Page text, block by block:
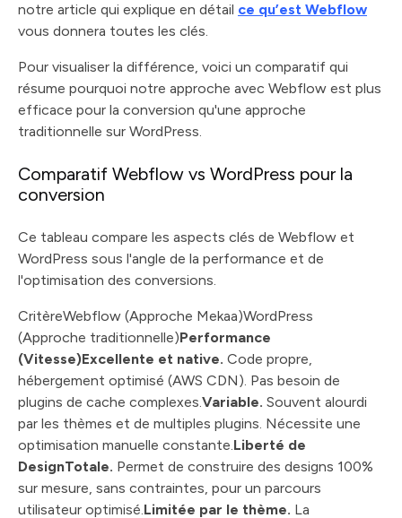
notre article qui explique en détail ce qu’est Webflow
vous donnera toutes les clés.
Pour visualiser la différence, voici un comparatif qui
résume pourquoi notre approche avec Webflow est plus
efficace pour la conversion qu'une approche
traditionnelle sur WordPress.
Comparatif Webflow vs WordPress pour la
conversion
Ce tableau compare les aspects clés de Webflow et
WordPress sous l'angle de la performance et de
l'optimisation des conversions.
CritèreWebflow (Approche Mekaa)WordPress
(Approche traditionnelle)Performance
(Vitesse)Excellente et native. Code propre,
hébergement optimisé (AWS CDN). Pas besoin de
plugins de cache complexes.Variable. Souvent alourdi
par les thèmes et de multiples plugins. Nécessite une
optimisation manuelle constante.Liberté de
DesignTotale. Permet de construire des designs 100%
sur mesure, sans contraintes, pour un parcours
utilisateur optimisé.Limitée par le thème. La